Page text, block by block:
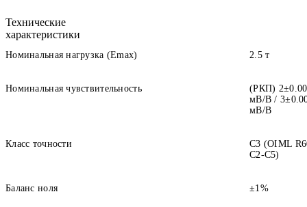
Технические
характеристики
Номинальная нагрузка (Еmax) 2.5 т
Номинальная чувствительность
(РКП)
мВ/В /
мВ/В
Класс точности
С3 (OIML
C2-C5)
Баланс ноля ±1%